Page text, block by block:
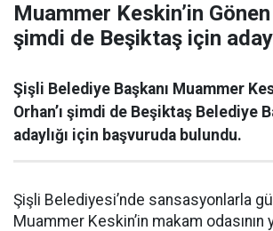
Muammer Keskin’in Gönen
şimdi de Beşiktaş için
Şişli Belediye Başkanı Muammer
Orhan’ı şimdi de Beşiktaş Belediye
adaylığı için başvuruda bulundu.
Şişli Belediyesi’nde sansasyonlarla
Muammer Keskin’in makam odasının